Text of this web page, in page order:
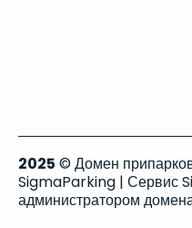
2025 © Домен
SigmaParking | Сервис
администратором